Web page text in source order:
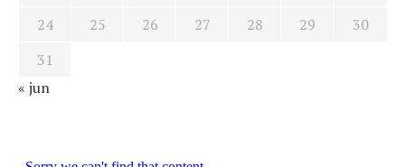
24
25 26 27 28 29
30
31
« jun